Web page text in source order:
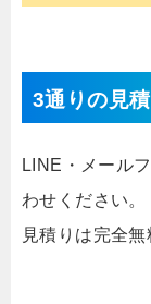
3通りの見
LINE・メール
わせください。
見積りは完全無